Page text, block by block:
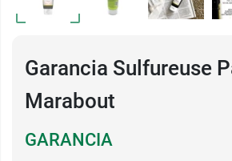
Garancia Sulfureuse
Marabout
GARANCIA